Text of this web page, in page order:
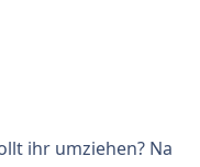
ihr umziehen? Na